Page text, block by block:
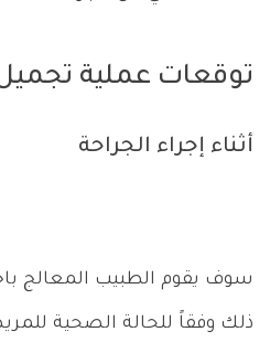
توقعات عملية
أثناء إجراء الجراحة
سوف يقوم الطبيب المعالج
ذلك وفقاً للحالة الصحية